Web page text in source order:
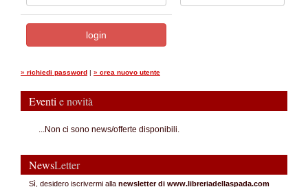
» richiedi password | » crea nuovo utente
Eventi e novità
...Non ci sono news/offerte disponibili.
NewsLetter
Sì, desidero iscrivermi alla newsletter di www.libreriadellaspada.com